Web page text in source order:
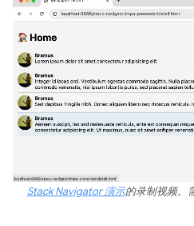
Stack Navigator 演示的录制视频。